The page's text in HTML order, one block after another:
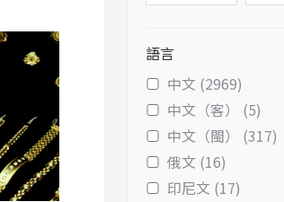
語言
中文 (2969)
中文（客） (5)
中文（閩） (317)
俄文 (16)
印尼文 (17)